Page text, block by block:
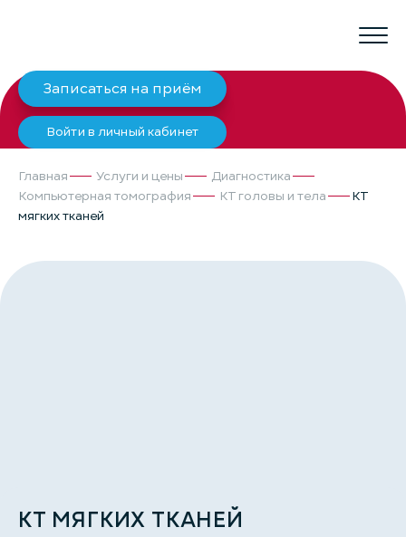
Записаться на приём
Войти в личный кабинет
Главная Услуги и цены
Диагностика
Компьютерная томография
КТ головы и тела
КТ
мягких тканей
КТ МЯГКИХ ТКАНЕЙ